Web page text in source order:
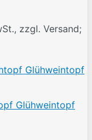
zzgl. Versand;
Glühweintopf